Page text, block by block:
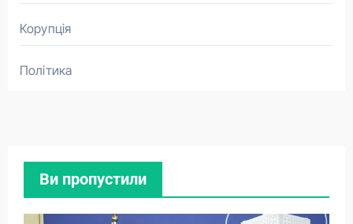
Корупція
Політика
Ви пропустили